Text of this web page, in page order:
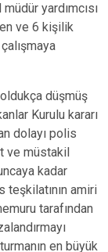
yardımcısı
ve 6 kişilik
düşmüş
Kurulu kararı
dolayı polis
ve müstakil
kadar
amiri
tarafından
en büyük